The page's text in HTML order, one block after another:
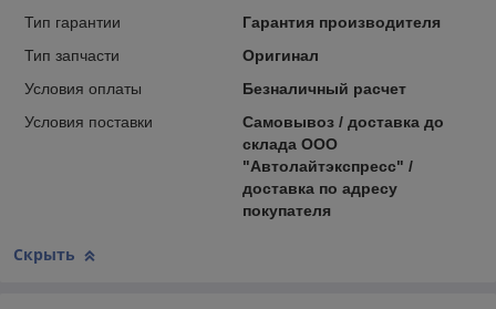
Тип гарантии
Гарантия производителя
Тип запчасти
Оригинал
Условия оплаты
Безналичный расчет
Условия поставки
Самовывоз / доставка до
склада ООО
"Автолайтэкспресс" /
доставка по адресу
покупателя
Скрыть